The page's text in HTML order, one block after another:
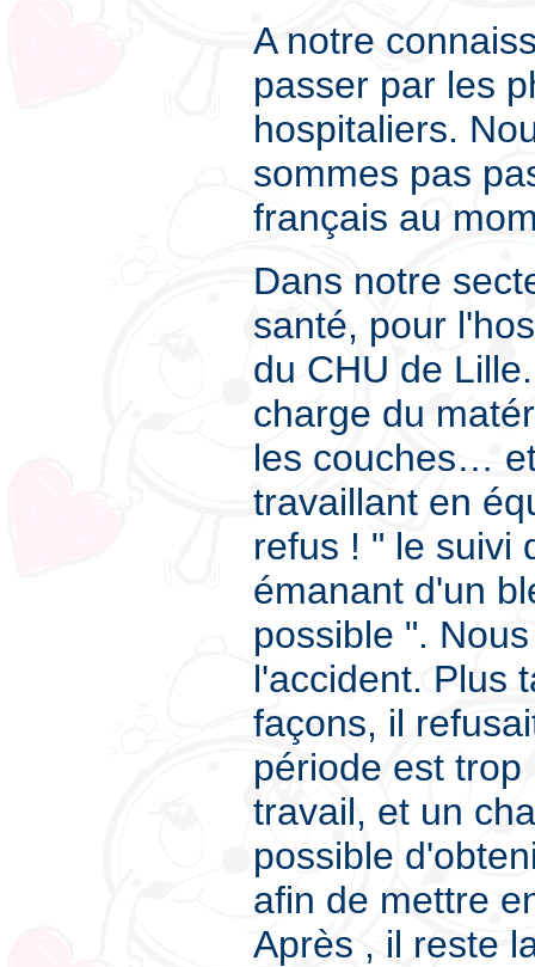
A notre
passer par les
hospitaliers.
sommes pas
français au
Dans notre
santé, pour
du CHU de
charge du
les couches…
travaillant en
refus ! " le suivi
émanant d'un
possible ".
l'accident. Plus
façons, il
période est
travail, et un
possible
afin de mettre
Après , il reste